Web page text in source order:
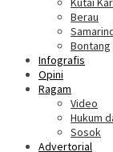
Berau
Bontang
Infografis
Opini
Ragam
Video
Hukum
Sosok
Advertorial